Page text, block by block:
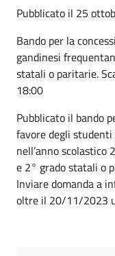
Pubblicato il 25
Bando per la
gandinesi
statali o paritarie.
18:00
Pubblicato il bando
favore degli
nell’anno scolastico
e 2° grado statali o
Inviare domanda a
oltre il 20/11/2023